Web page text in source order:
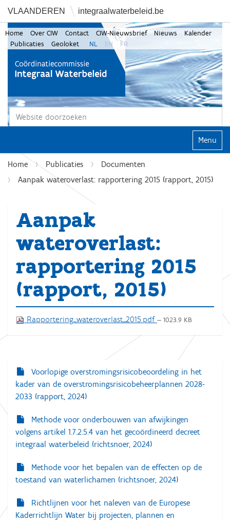
VLAANDEREN integraalwaterbeleid.be
Zoek
Home Over CIW Contact CIW-Nieuwsbrief Nieuws
Kalender
Publicaties
Geoloket NL EN FR
Klap
Home Publicaties
Documenten
Aanpak wateroverlast: rapportering 2015 (rapport, 2015)
Aanpak
wateroverlast:
rapportering 2015
(rapport, 2015)
Rapportering_wateroverlast_2015.pdf — 1023.9 KB
N
a
g
t
i
e
Voorlopige overstromingsrisicobeoordeling in het
kader van de overstromingsrisicobeheerplannen 2028-
2033 (rapport, 2024)
Methode voor onderbouwen van afwijkingen
volgens artikel 1.7.2.5.4 van het gecoördineerd decreet
integraal waterbeleid (richtsnoer, 2024)
Methode voor het bepalen van de effecten op de
toestand van waterlichamen (richtsnoer, 2024)
Richtlijnen voor het naleven van de Europese
Kaderrichtlijn Water bij projecten, plannen en